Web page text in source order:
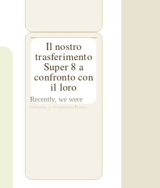
Il nostro
trasferimento
Super 8 a
confronto con
il loro
Recently, we were
given a tremendous